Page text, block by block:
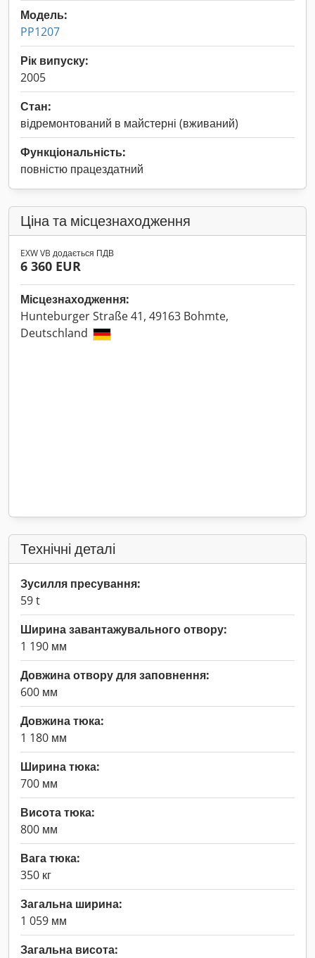
Модель:
PP1207
Рік випуску:
2005
Стан:
відремонтований в майстерні (вживаний)
Функціональність:
повністю працездатний
Ціна та місцезнаходження
EXW VB додається ПДВ
6 360 EUR
Місцезнаходження:
Hunteburger Straße 41, 49163 Bohmte,
Deutschland
Технічні деталі
Зусилля пресування:
59 t
Ширина завантажувального отвору:
1 190 мм
Довжина отвору для заповнення:
600 мм
Довжина тюка:
1 180 мм
Ширина тюка:
700 мм
Висота тюка:
800 мм
Вага тюка:
350 кг
Загальна ширина:
1 059 мм
Загальна висота: